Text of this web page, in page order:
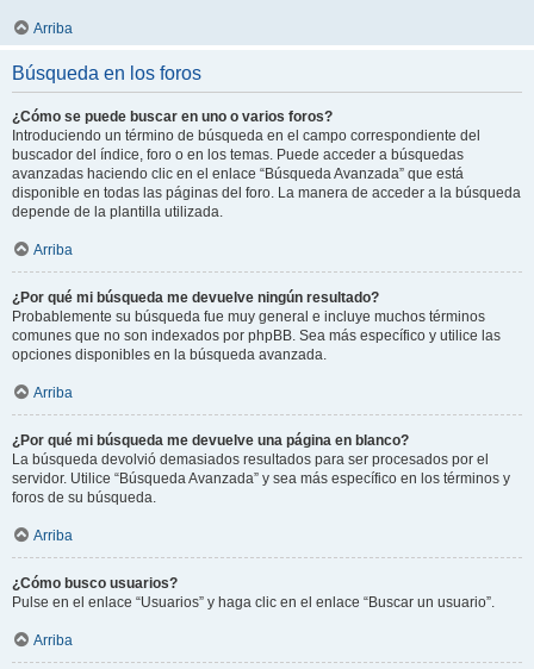
Arriba
Búsqueda en los foros
¿Cómo se puede buscar en uno o varios foros?
Introduciendo un término de búsqueda en el campo correspondiente del
buscador del índice, foro o en los temas. Puede acceder a búsquedas
avanzadas haciendo clic en el enlace “Búsqueda Avanzada” que está
disponible en todas las páginas del foro. La manera de acceder a la búsqueda
depende de la plantilla utilizada.
Arriba
¿Por qué mi búsqueda me devuelve ningún resultado?
Probablemente su búsqueda fue muy general e incluye muchos términos
comunes que no son indexados por phpBB. Sea más específico y utilice las
opciones disponibles en la búsqueda avanzada.
Arriba
¿Por qué mi búsqueda me devuelve una página en blanco?
La búsqueda devolvió demasiados resultados para ser procesados por el
servidor. Utilice “Búsqueda Avanzada” y sea más específico en los términos y
foros de su búsqueda.
Arriba
¿Cómo busco usuarios?
Pulse en el enlace “Usuarios” y haga clic en el enlace “Buscar un usuario”.
Arriba